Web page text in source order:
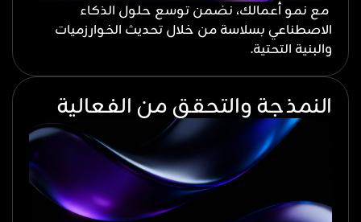
مع نمو أعمالك، نضمن توسع حلول الذكاء
الاصطناعي بسلاسة من خلال تحديث الخوارزميات
والبنية التحتية.
النمذجة والتحقق من الفعالية